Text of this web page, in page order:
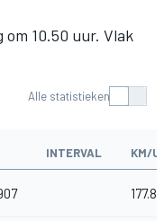
10.50 uur. Vlak
Alle statistieken
INTERVAL KM/U
177.863